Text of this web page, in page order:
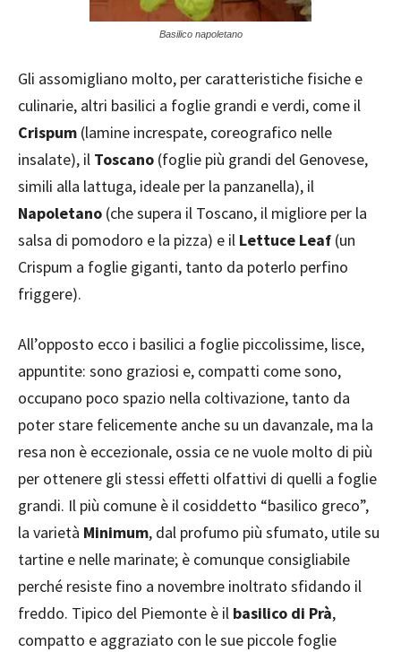
Basilico napoletano
Gli assomigliano molto, per caratteristiche fisiche e
culinarie, altri basilici a foglie grandi e verdi, come il
Crispum (lamine increspate, coreografico nelle
insalate), il Toscano (foglie più grandi del Genovese,
simili alla lattuga, ideale per la panzanella), il
Napoletano (che supera il Toscano, il migliore per la
salsa di pomodoro e la pizza) e il Lettuce Leaf (un
Crispum a foglie giganti, tanto da poterlo perfino
friggere).
All’opposto ecco i basilici a foglie piccolissime, lisce,
appuntite: sono graziosi e, compatti come sono,
occupano poco spazio nella coltivazione, tanto da
poter stare felicemente anche su un davanzale, ma la
resa non è eccezionale, ossia ce ne vuole molto di più
per ottenere gli stessi effetti olfattivi di quelli a foglie
grandi. Il più comune è il cosiddetto “basilico greco”,
la varietà Minimum, dal profumo più sfumato, utile su
tartine e nelle marinate; è comunque consigliabile
perché resiste fino a novembre inoltrato sfidando il
freddo. Tipico del Piemonte è il basilico di Prà,
compatto e aggraziato con le sue piccole foglie